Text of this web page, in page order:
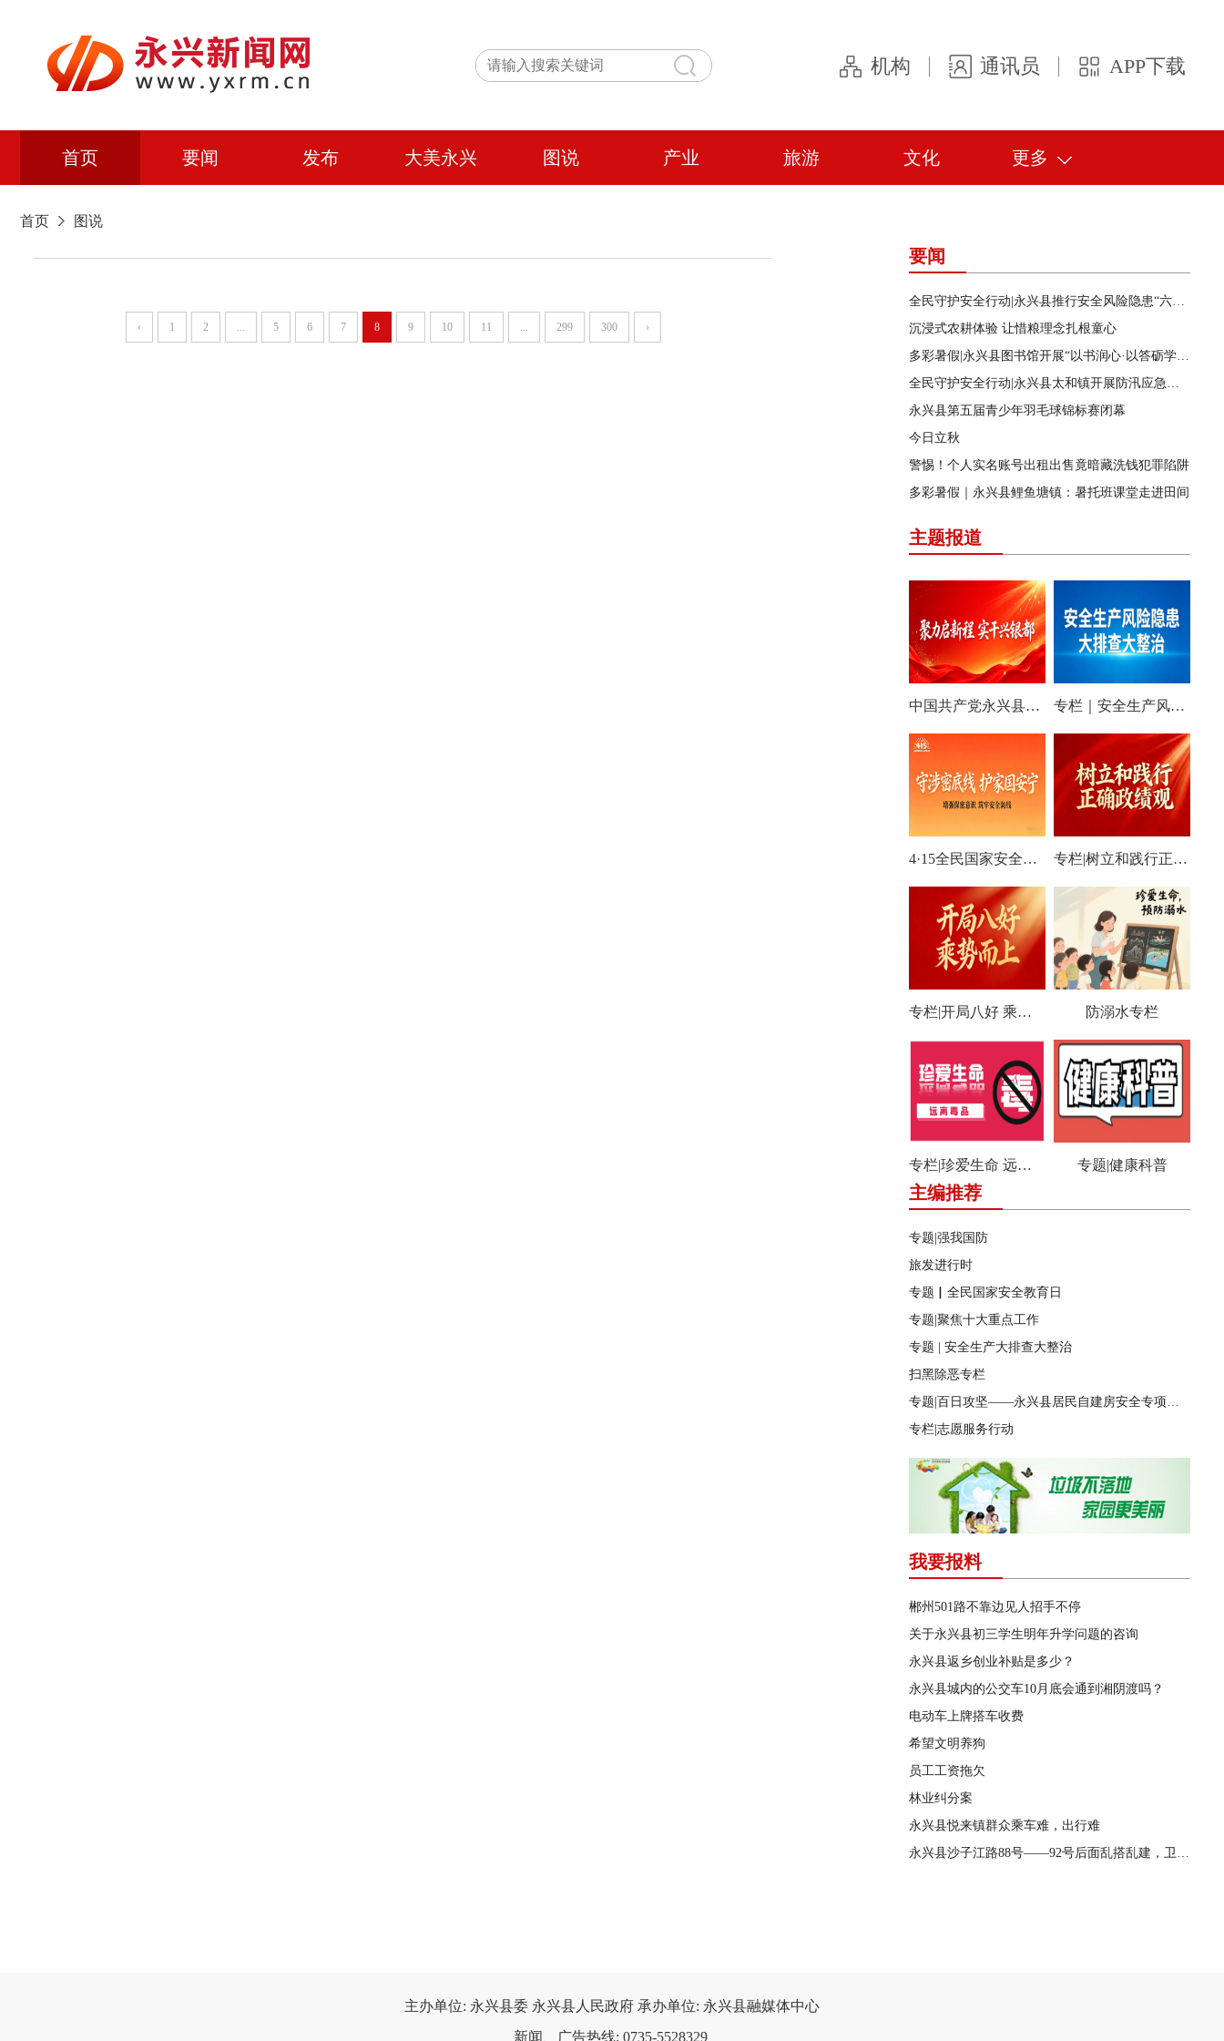
机构 通讯员 APP下载
首页 要闻 发布 大美永兴 图说 产业 旅游 文化 更多
首页 图说
‹ 1 2 ... 5 6 7 8 9 10 11 ... 299 300 ›
要闻
全民守护安全行动|永兴县推行安全风险隐患“六查”工作机制
沉浸式农耕体验 让惜粮理念扎根童心
多彩暑假|永兴县图书馆开展“以书润心·以答砺学”主题知识竞赛
全民守护安全行动|永兴县太和镇开展防汛应急实战演练
永兴县第五届青少年羽毛球锦标赛闭幕
今日立秋
警惕！个人实名账号出租出售竟暗藏洗钱犯罪陷阱
多彩暑假｜永兴县鲤鱼塘镇：暑托班课堂走进田间
主题报道
中国共产党永兴县第十四次代表大会特别报道 专栏｜安全生产风险隐患大排查大整治
4·15全民国家安全教育日宣传专栏 专栏|树立和践行正确政绩观学习教育
专栏|开局八好 乘势而上 防溺水专栏
专栏|珍爱生命 远离毒品 专题|健康科普
主编推荐
专题|强我国防
旅发进行时
专题▏全民国家安全教育日
专题|聚焦十大重点工作
专题 | 安全生产大排查大整治
扫黑除恶专栏
专题|百日攻坚——永兴县居民自建房安全专项整治
专栏|志愿服务行动
我要报料
郴州501路不靠边见人招手不停
关于永兴县初三学生明年升学问题的咨询
永兴县返乡创业补贴是多少？
永兴县城内的公交车10月底会通到湘阴渡吗？
电动车上牌搭车收费
希望文明养狗
员工工资拖欠
林业纠分案
永兴县悦来镇群众乘车难，出行难
永兴县沙子江路88号——92号后面乱搭乱建，卫生脏乱没有人管理
主办单位: 永兴县委 永兴县人民政府 承办单位: 永兴县融媒体中心
新闻、广告热线: 0735-5528329